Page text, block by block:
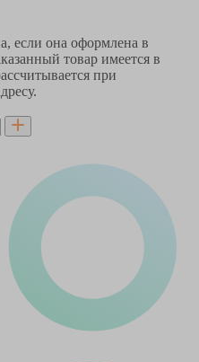
если она оформлена в
товар имеется в
при